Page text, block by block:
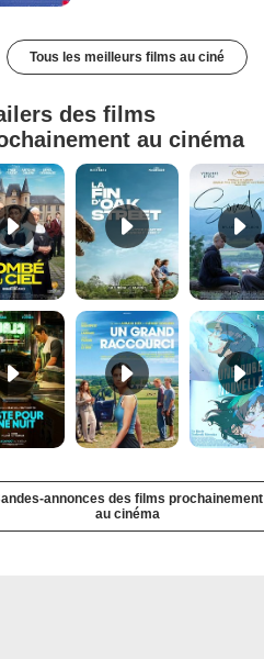
Tous les meilleurs films au ciné
des films
au cinéma
Tombé du ciel Bande-annonce VF La fin d’Oak Street Bande-annonce VO STFR
Juste pour une nuit Bande-annonce VO STFR Un grand raccourci Bande-annonce VF
annonces des films prochainement
au cinéma